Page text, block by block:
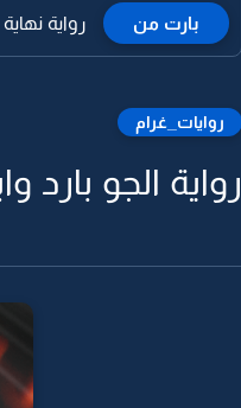
بارت من رواية
روايات_غرام
رواية الجو بارد